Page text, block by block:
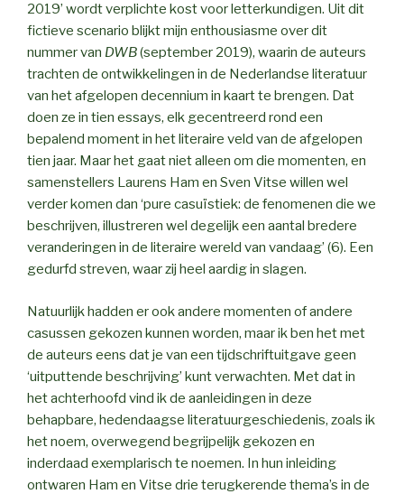
2019’ wordt verplichte kost voor letterkundigen. Uit dit
fictieve scenario blijkt mijn enthousiasme over dit
nummer van DWB(september 2019), waarin de auteurs
trachten de ontwikkelingen in de Nederlandse literatuur
van het afgelopen decennium in kaart te brengen. Dat
doen ze in tien essays, elk gecentreerd rond een
bepalend moment in het literaire veld van de afgelopen
tien jaar. Maar het gaat niet alleen om die momenten, en
samenstellers Laurens Ham en Sven Vitse willen wel
verder komen dan ‘pure casuïstiek: de fenomenen die we
beschrijven, illustreren wel degelijk een aantal bredere
veranderingen in de literaire wereld van vandaag’ (6). Een
gedurfd streven, waar zij heel aardig in slagen.
Natuurlijk hadden er ook andere momenten of andere
casussen gekozen kunnen worden, maar ik ben het met
de auteurs eens dat je van een tijdschriftuitgave geen
‘uitputtende beschrijving’ kunt verwachten. Met dat in
het achterhoofd vind ik de aanleidingen in deze
behapbare, hedendaagse literatuurgeschiedenis, zoals ik
het noem, overwegend begrijpelijk gekozen en
inderdaad exemplarisch te noemen. In hun inleiding
ontwaren Ham en Vitse drie terugkerende thema’s in de